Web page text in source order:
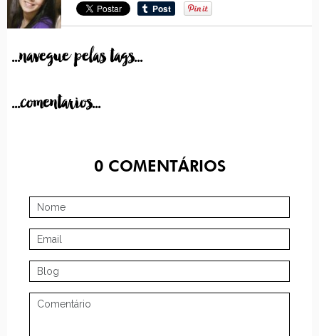
...navegue pelas tags...
...comentarios...
0COMENTÁRIOS